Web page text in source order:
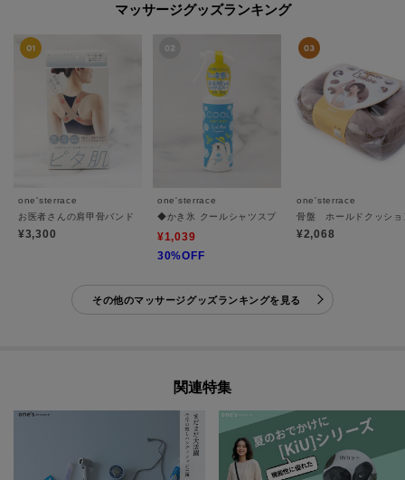
マッサージグッズランキング
one'sterrace
お医者さんの肩甲骨バンド ピタ肌 S
¥3,300
one'sterrace
◆かき氷 クールシャツスプレー
¥1,039
30%OFF
one'sterrace
骨盤 ホールドクッショ
¥2,068
その他のマッサージグッズランキングを見る
関連特集